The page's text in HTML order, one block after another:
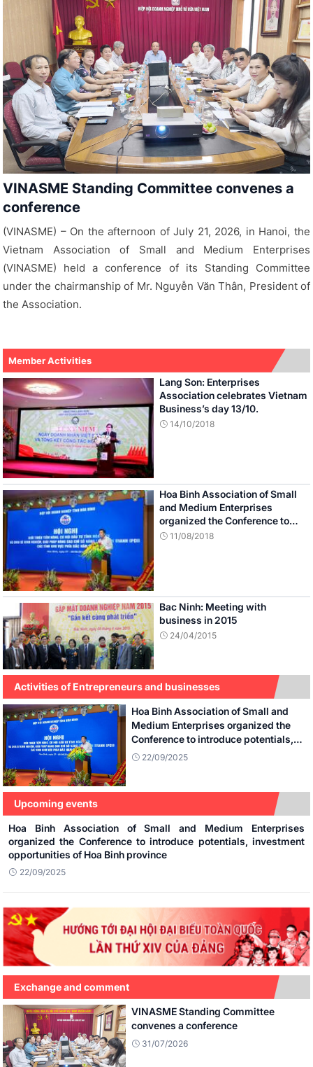
Lang Son: Enterprises
Association celebrates Vietnam
Business’s day 13/10
22/09/2025
Lang Son: Enterprises Association
celebrates Vietnam Business’s day 13/10
(VINASME)- In 12/10/2018, Lang Son Association of
enterprises organized Vietnam Business’s day Celebration
13/10 and evaluate report of Association in 2018.The
celebration drew attendance of leaders from Central
Association, including Mr To Hoai Nam – Standing Vice
Member Activities
Lang Son: Enterprises
Association celebrates Vietnam
Business’s day 13/10.
14/10/2018
Hoa Binh Association of Small
and Medium Enterprises
organized the Conference to
introduce potentials, investment
11/08/2018
Bac Ninh: Meeting with
business in 2015
24/04/2015
Kenan Institute Asia (Kenan)
officially opened Hanoi office
Scientist Institution of Small and
Medium Enterprises received
the delegations of Asian
Activities of Entrepreneurs and businesses
Hoa Binh Association of Small and
Medium Enterprises organized the
Conference to introduce potentials,
investment opportunities of Hoa Binh
22/09/2025
Upcoming events
Hoa Binh Association of Small and Medium Enterprises
organized the Conference to introduce potentials, investment
opportunities of Hoa Binh province
22/09/2025
Exchange and comment
VINASME Standing Committee
convenes a conference
31/07/2026